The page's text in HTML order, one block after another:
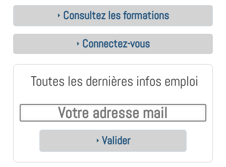
Consultez les formations
Connectez-vous
Toutes les dernières infos emploi
Valider